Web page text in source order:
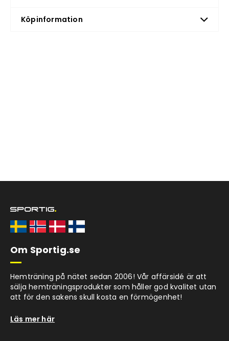
Köpinformation
Om Sportig.se
Hemträning på nätet sedan 2006! Vår affärsidé är att
sälja hemträningsprodukter som håller god kvalitet utan
att för den sakens skull kosta en förmögenhet!
Läs mer här